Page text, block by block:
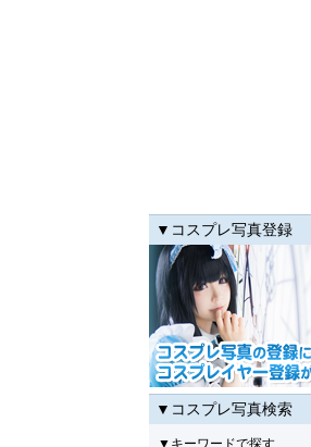
▼コスプレ写真登録
▼コスプレ写真検索
▼キーワードで探す